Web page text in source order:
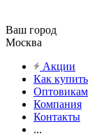
Ваш город
Москва
Акции
Как купить
Оптовикам
Компания
Контакты
...